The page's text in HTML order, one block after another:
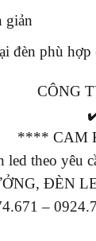
giản
đèn phù
CÔNG
**** CAM
led theo
ĐÈN
–